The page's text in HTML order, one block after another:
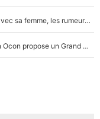
F1 : Charles Leclerc surpris par les paparazzis avec sa femme, les rumeurs étaient vraies !
Comme pour le final du Tour de France, Esteban Ocon propose un Grand Prix de Formule 1 à Paris : «Autour de l’Arc de Triomphe, ce serait génial» !